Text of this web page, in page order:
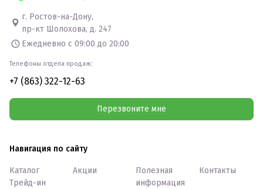
г. Ростов-на-Дону,
пр-кт Шолохова, д. 247
Ежедневно с 09:00 до 20:00
Телефоны отдела продаж:
+7 (863) 322-12-63
Перезвоните мне
Навигация по сайту
Каталог
Трейд-ин
Акции
Полезная
информация
Контакты